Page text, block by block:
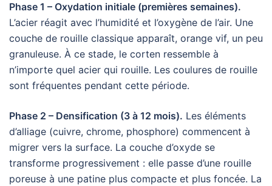
Phase 1 – Oxydation initiale (premières semaines).
L’acier réagit avec l’humidité et l’oxygène de l’air. Une
couche de rouille classique apparaît, orange vif, un peu
granuleuse. À ce stade, le corten ressemble à
n’importe quel acier qui rouille. Les coulures de rouille
sont fréquentes pendant cette période.
Phase 2 – Densification (3 à 12 mois). Les éléments
d’alliage (cuivre, chrome, phosphore) commencent à
migrer vers la surface. La couche d’oxyde se
transforme progressivement : elle passe d’une rouille
poreuse à une patine plus compacte et plus foncée. La